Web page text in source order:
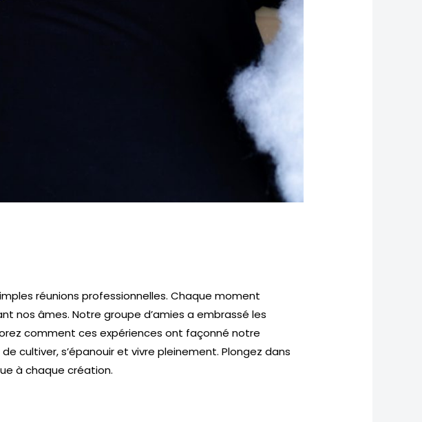
réunions professionnelles. Chaque moment
nos âmes. Notre groupe d’amies a embrassé les
comment ces expériences ont façonné notre
cultiver, s’épanouir et vivre pleinement. Plongez dans
à chaque création.